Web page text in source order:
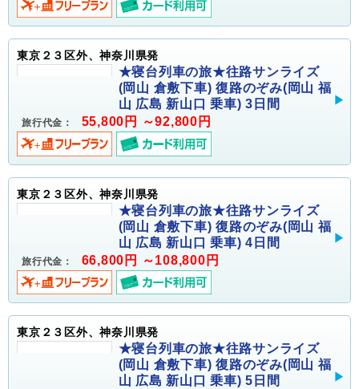
東京２３区外、神奈川県発
★寝台列車の旅★往路サンライズ
(岡山 倉敷下車) 復路のぞみ(岡山 福
山 広島 新山口 乗車) 3日間
旅行代金： 55,800円 ～92,800円
東京２３区外、神奈川県発
★寝台列車の旅★往路サンライズ
(岡山 倉敷下車) 復路のぞみ(岡山 福
山 広島 新山口 乗車) 4日間
旅行代金： 66,800円 ～108,800円
東京２３区外、神奈川県発
★寝台列車の旅★往路サンライズ
(岡山 倉敷下車) 復路のぞみ(岡山 福
山 広島 新山口 乗車) 5日間